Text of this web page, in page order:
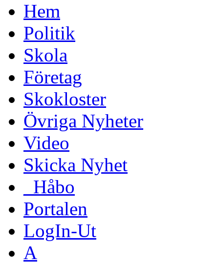
Hem
Politik
Skola
Företag
Skokloster
Övriga Nyheter
Video
Skicka Nyhet
_Håbo
Portalen
LogIn-Ut
A